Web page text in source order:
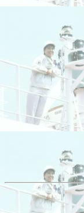
今週の「内